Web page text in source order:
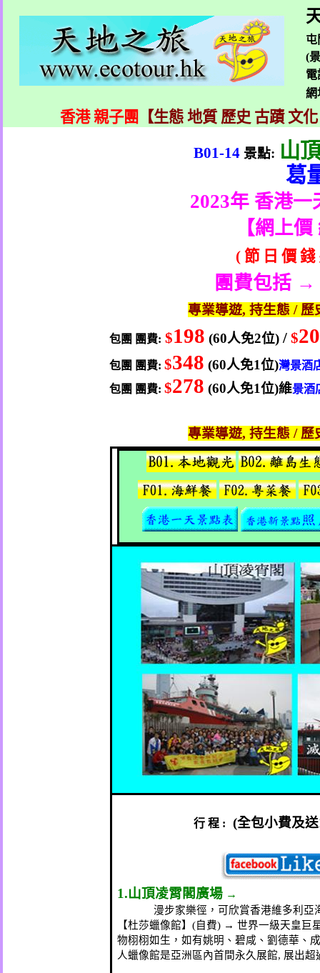
屯
(
電
香港 親子團 【生態 地質 歷史 古蹟 文
B01-14 景點: 山
葛
2023年 香港一
【網上價
( 節 日 價 錢
團費包括 →
專業導遊, 持生態 / 歷
包團 團費: $198 (60人免2位)/$
包團 團費:$348 (60人免1位)灣景酒
包團 團費:$278 (60人免1位)維景酒
專業導遊, 持生態 / 歷
行 程 : (全包小費及送
1.山頂凌霄閣廣場 →
漫步家樂徑，可欣賞香港維多利亞
【杜莎蠟像館】 (自費) → 世界一級天皇巨
物栩栩如生，如有姚明、碧咸、劉德華、
人蠟像館是亞洲區內首間永久展館, 展出超